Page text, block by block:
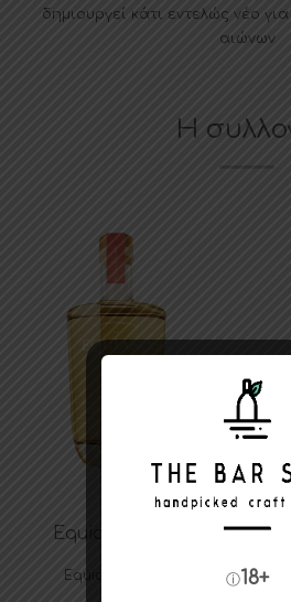
δημιουργεί κάτι εντελώς νέο
αιώνων
Η
Equiano Rum
Equiano Light ⓘ18+